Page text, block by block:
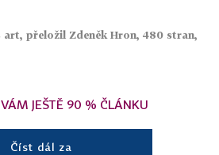
art, přeložil Zdeněk Hron, 480 stran,
JEŠTĚ 90 % ČLÁNKU
Číst dál za